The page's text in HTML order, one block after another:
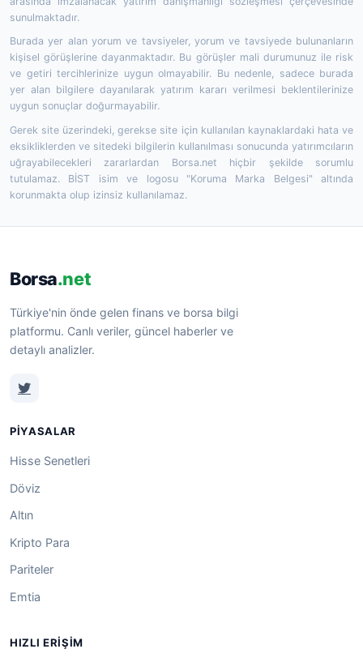
sunulmaktadır.
Burada yer alan yorum ve tavsiyeler, yorum ve tavsiyede bulunanların
kişisel görüşlerine dayanmaktadır. Bu görüşler mali durumunuz ile risk
ve getiri tercihlerinize uygun olmayabilir. Bu nedenle, sadece burada
yer alan bilgilere dayanılarak yatırım kararı verilmesi beklentilerinize
uygun sonuçlar doğurmayabilir.
Gerek site üzerindeki, gerekse site için kullanılan kaynaklardaki hata ve
eksikliklerden ve sitedeki bilgilerin kullanılması sonucunda yatırımcıların
uğrayabilecekleri zararlardan Borsa.net hiçbir şekilde sorumlu
tutulamaz. BİST isim ve logosu "Koruma Marka Belgesi" altında
korunmakta olup izinsiz kullanılamaz.
Borsa.net
Türkiye'nin önde gelen finans ve borsa bilgi
platformu. Canlı veriler, güncel haberler ve
detaylı analizler.
PIYASALAR
Hisse Senetleri
Döviz
Altın
Kripto Para
Pariteler
Emtia
HIZLI ERIŞIM